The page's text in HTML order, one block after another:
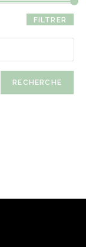
FILTRER
RECHERCHE